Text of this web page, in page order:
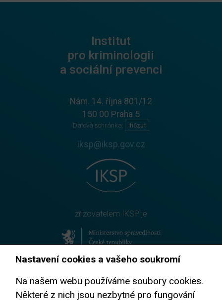
Institut
pro kriminologii
a sociální prevenci
Nám. 14. října 801/12
150 00 Praha 5
Datová schránka: ifi6zut
iksp@iksp.gov.cz
zřizovatelem IKSP je
Nastavení cookies a vašeho soukromí
Na našem webu používáme soubory cookies.
Některé z nich jsou nezbytné pro fungování